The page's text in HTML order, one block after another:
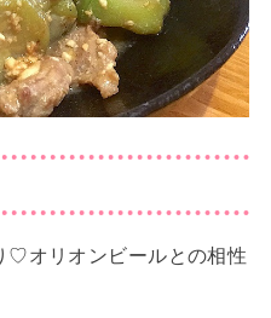
♡オリオンビールとの相性